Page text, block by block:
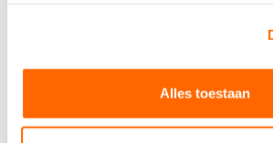
Alles toestaan
mensen verloren. Maar je weet ook
generatie aan sporters."